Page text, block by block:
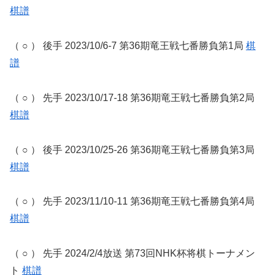
棋譜
（ ○ ） 後手 2023/10/6-7 第36期竜王戦七番勝負第1局 棋
譜
（ ○ ） 先手 2023/10/17-18 第36期竜王戦七番勝負第2局
棋譜
（ ○ ） 後手 2023/10/25-26 第36期竜王戦七番勝負第3局
棋譜
（ ○ ） 先手 2023/11/10-11 第36期竜王戦七番勝負第4局
棋譜
（ ○ ） 先手 2024/2/4放送 第73回NHK杯将棋トーナメン
ト 棋譜